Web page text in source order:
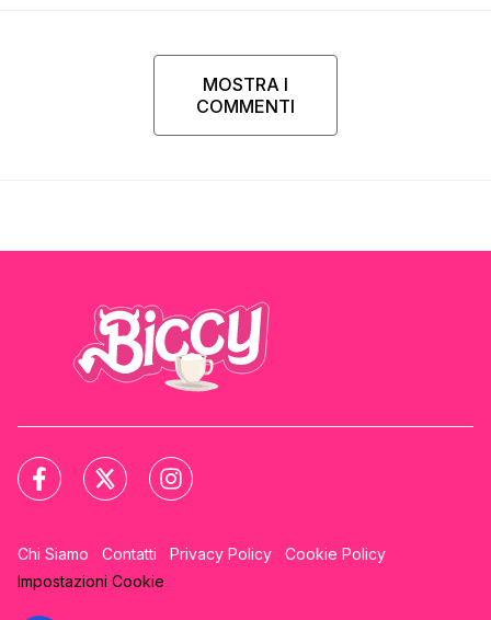
MOSTRA I
COMMENTI
Chi Siamo Contatti Privacy Policy
Cookie Policy
Impostazioni Cookie